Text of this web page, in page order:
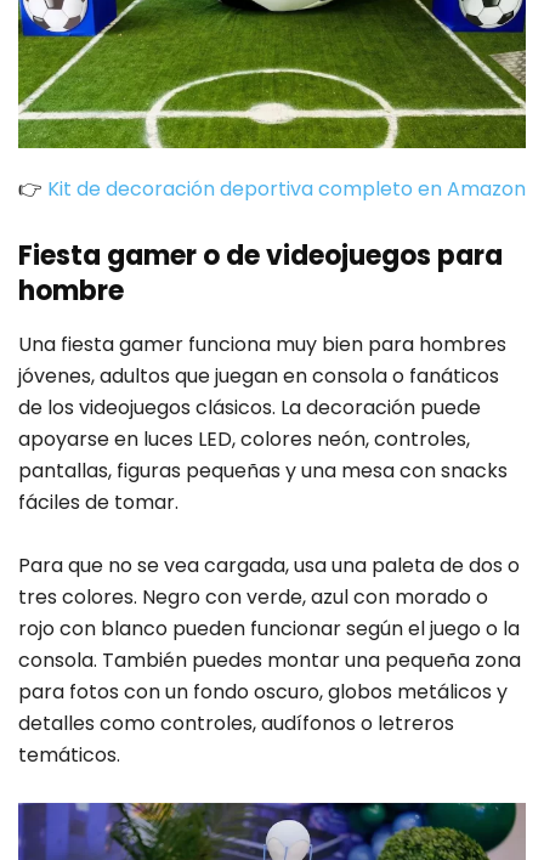
👉 Kit de decoración deportiva completo en Amazon
Fiesta gamer o de videojuegos para
hombre
Una fiesta gamer funciona muy bien para hombres
jóvenes, adultos que juegan en consola o fanáticos
de los videojuegos clásicos. La decoración puede
apoyarse en luces LED, colores neón, controles,
pantallas, figuras pequeñas y una mesa con snacks
fáciles de tomar.
Para que no se vea cargada, usa una paleta de dos o
tres colores. Negro con verde, azul con morado o
rojo con blanco pueden funcionar según el juego o la
consola. También puedes montar una pequeña zona
para fotos con un fondo oscuro, globos metálicos y
detalles como controles, audífonos o letreros
temáticos.